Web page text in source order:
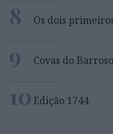
8 Os dois
9 Covas do
10Edição 1744